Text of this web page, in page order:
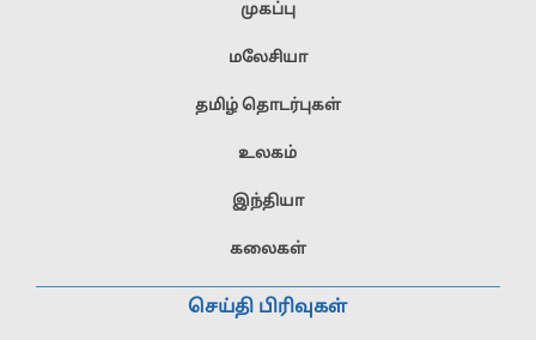
முகப்பு
மலேசியா
தமிழ் தொடர்புகள்
உலகம்
இந்தியா
கலைகள்
செய்தி பிரிவுகள்